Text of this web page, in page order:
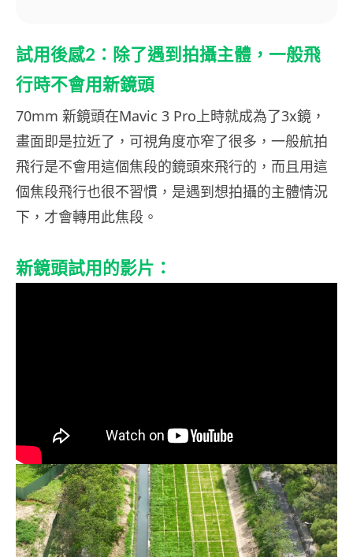
試用後感2：除了遇到拍攝主體，一般飛
行時不會用新鏡頭
70mm 新鏡頭在Mavic 3 Pro上時就成為了3x鏡，
畫面即是拉近了，可視角度亦窄了很多，一般航拍
飛行是不會用這個焦段的鏡頭來飛行的，而且用這
個焦段飛行也很不習慣，是遇到想拍攝的主體情況
下，才會轉用此焦段。
新鏡頭試用的影片：